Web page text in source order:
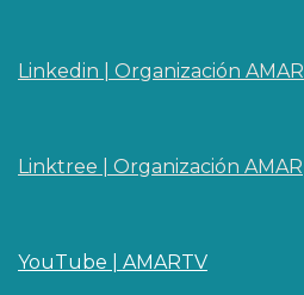
Linkedin | O​rganización AMAR
Linktree | Organización AMAR
YouTube | AMARTV